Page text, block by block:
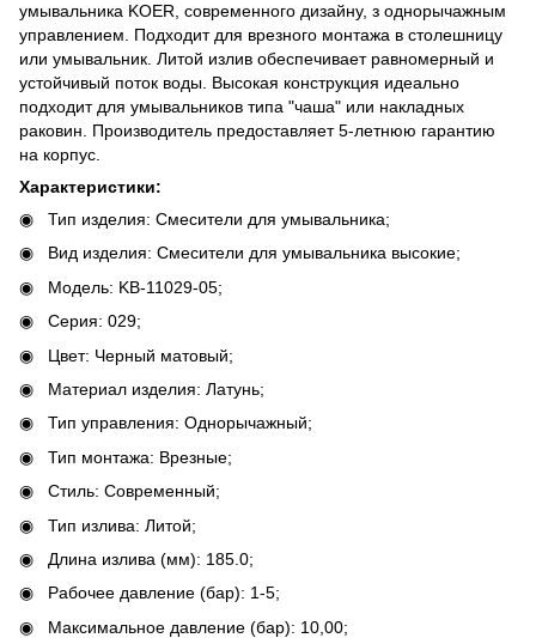
умывальника KOER, современного дизайну, з однорычажным
управлением. Подходит для врезного монтажа в столешницу
или умывальник. Литой излив обеспечивает равномерный и
устойчивый поток воды. Высокая конструкция идеально
подходит для умывальников типа "чаша" или накладных
раковин. Производитель предоставляет 5-летнюю гарантию
на корпус.
Характеристики:
Тип изделия: Смесители для умывальника;
Вид изделия: Смесители для умывальника высокие;
Модель: KB-11029-05;
Серия: 029;
Цвет: Черный матовый;
Материал изделия: Латунь;
Тип управления: Однорычажный;
Тип монтажа: Врезные;
Стиль: Современный;
Тип излива: Литой;
Длина излива (мм): 185.0;
Рабочее давление (бар): 1-5;
Максимальное давление (бар): 10,00;